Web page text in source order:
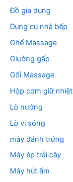
Đồ gia dụng
Dụng cụ nhà bếp
Ghế Massage
Giường gấp
Gối Massage
Hộp cơm giữ nhiệt
Lò nướng
Lò vi sóng
máy đánh trứng
Máy ép trái cây
Máy hút ẩm